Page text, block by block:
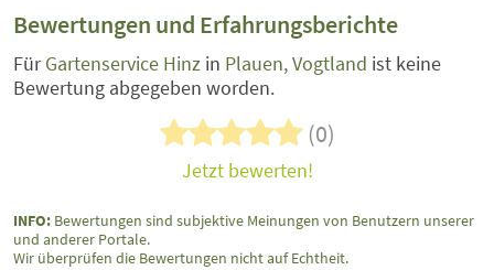
Bewertungen und Erfahrungsberichte
FürGartenservice Hinz in Plauen, Vogtland ist keine
Bewertung abgegeben worden.
(0)
Jetzt bewerten!
INFO: Bewertungen sind subjektive Meinungen von Benutzern unserer
und anderer Portale.
Wir überprüfen die Bewertungen nicht auf Echtheit.